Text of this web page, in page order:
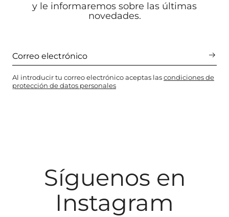
y le informaremos sobre las últimas
novedades.
Al introducir tu correo electrónico aceptas lascondiciones de
protección de datos personales
Síguenos en
Instagram